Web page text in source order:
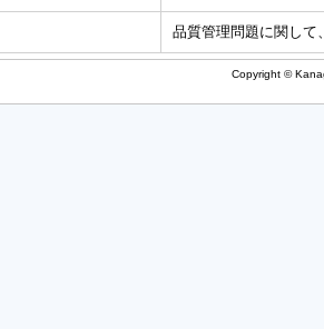
品質管理問題に関して
Copyright ©